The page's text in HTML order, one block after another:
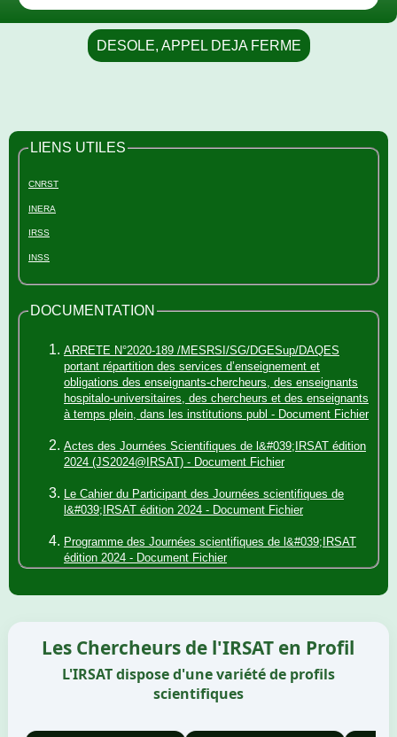
DESOLE, APPEL DEJA FERME
LIENS UTILES
CNRST
INERA
IRSS
INSS
DOCUMENTATION
ARRETE N°2020-189 /MESRSI/SG/DGESup/DAQES
portant répartition des services d’enseignement et
obligations des enseignants-chercheurs, des enseignants
hospitalo-universitaires, des chercheurs et des enseignants
à temps plein, dans les institutions publ - Document Fichier
Actes des Journées Scientifiques de l&#039;IRSAT édition
2024 (JS2024@IRSAT) - Document Fichier
Le Cahier du Participant des Journées scientifiques de
l&#039;IRSAT édition 2024 - Document Fichier
Programme des Journées scientifiques de l&#039;IRSAT
édition 2024 - Document Fichier
Arrete numero 2018 - 522 MESRSI/SG/CNRST/IRSAT
portant organisation et fonctionnement de l&#039;IRSAT -
Document Fichier
Les Chercheurs de l'IRSAT en Profil
L'IRSAT dispose d'une variété de profils
scientifiques